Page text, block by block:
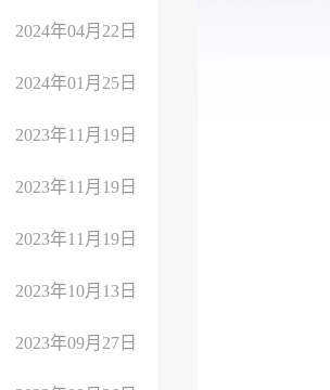
2024年04月22日
2024年01月25日
2023年11月19日
2023年11月19日
2023年11月19日
2023年10月13日
2023年09月27日